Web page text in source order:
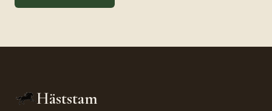
Häststam